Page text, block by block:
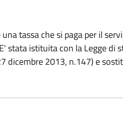
una tassa che si paga per il
stata istituita con la Legge di
dicembre 2013, n.147) e